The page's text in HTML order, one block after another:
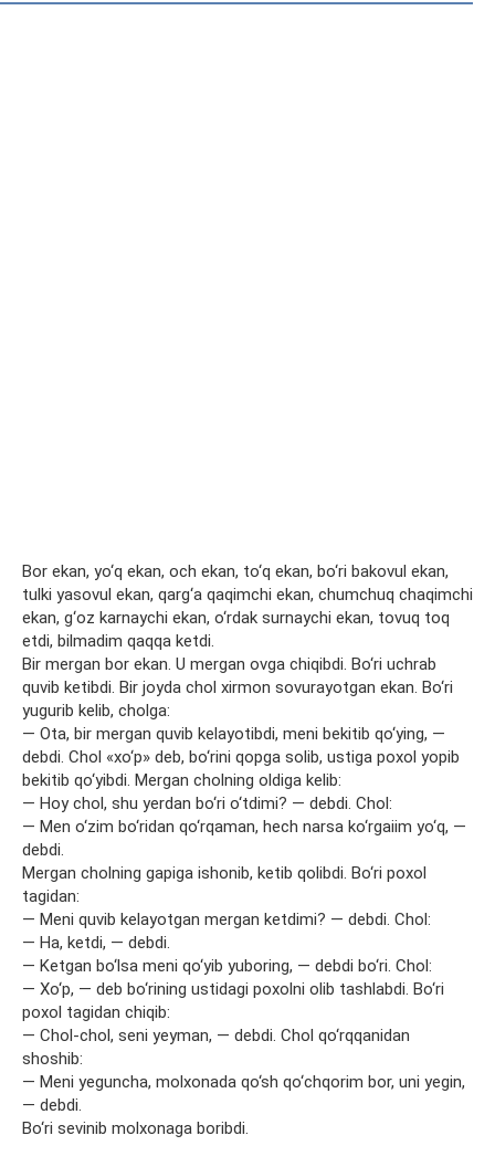
Bor ekan, yo‘q ekan, och ekan, to‘q ekan, bo‘ri bakovul ekan,
tulki yasovul ekan, qarg‘a qaqimchi ekan, chumchuq chaqimchi
ekan, g‘oz karnaychi ekan, o‘rdak surnaychi ekan, tovuq toq
etdi, bilmadim qaqqa ketdi.
Bir mergan bor ekan. U mergan ovga chiqibdi. Bo‘ri uchrab
quvib ketibdi. Bir joyda chol xirmon sovurayotgan ekan. Bo‘ri
yugurib kelib, cholga:
— Ota, bir mergan quvib kelayotibdi, meni bekitib qo‘ying, —
debdi. Chol «xo‘p» deb, bo‘rini qopga solib, ustiga poxol yopib
bekitib qo‘yibdi. Mergan cholning oldiga kelib:
— Hoy chol, shu yerdan bo‘ri o‘tdimi? — debdi. Chol:
— Men o‘zim bo‘ridan qo‘rqaman, hech narsa ko‘rgaiim yo‘q, —
debdi.
Mergan cholning gapiga ishonib, ketib qolibdi. Bo‘ri poxol
tagidan:
— Meni quvib kelayotgan mergan ketdimi? — debdi. Chol:
— Ha, ketdi, — debdi.
— Ketgan bo‘lsa meni qo‘yib yuboring, — debdi bo‘ri. Chol:
— Xo‘p, — deb bo‘rining ustidagi poxolni olib tashlabdi. Bo‘ri
poxol tagidan chiqib:
— Chol-chol, seni yeyman, — debdi. Chol qo‘rqqanidan
shoshib:
— Meni yeguncha, molxonada qo‘sh qo‘chqorim bor, uni yegin,
— debdi.
Bo‘ri sevinib molxonaga boribdi.